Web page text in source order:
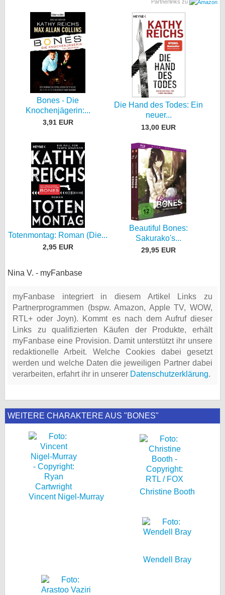
Partnerlinks zu
Bones - Die
Knochenjägerin:...
3,91 EUR
Die Hand des Todes: Ein
neuer...
13,00 EUR
Totenmontag: Roman (Die...
2,95 EUR
Beautiful Bones:
Sakurako's...
29,95 EUR
Nina V. - myFanbase
myFanbase integriert in diesem Artikel Links zu
Partnerprogrammen (bspw. Amazon, Apple TV, WOW,
RTL+ oder Joyn). Kommt es nach dem Aufruf dieser
Links zu qualifizierten Käufen der Produkte, erhält
myFanbase eine Provision. Damit unterstützt ihr unsere
redaktionelle Arbeit. Welche Cookies dabei gesetzt
werden und welche Daten die jeweiligen Partner dabei
verarbeiten, erfahrt ihr in unserer Datenschutzerklärung.
WEITERE CHARAKTERE AUS "BONES"
Vincent Nigel-Murray
Christine Booth
Wendell Bray